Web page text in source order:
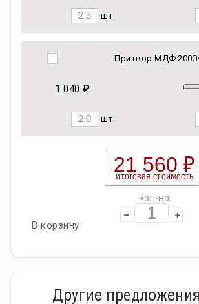
шт.
Притвор МДФ
1 040 ₽
шт.
21 560 ₽
итоговая стоимость
кол-во
В корзину
Другие предложения